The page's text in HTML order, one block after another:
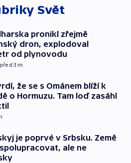
Svět
pronikl zřejmě
dron, explodoval
od plynovodu
před 3m
že se s Ománem blíží k
o Hormuzu. Tam loď zasáhl
je poprvé v Srbsku. Země
ale ne